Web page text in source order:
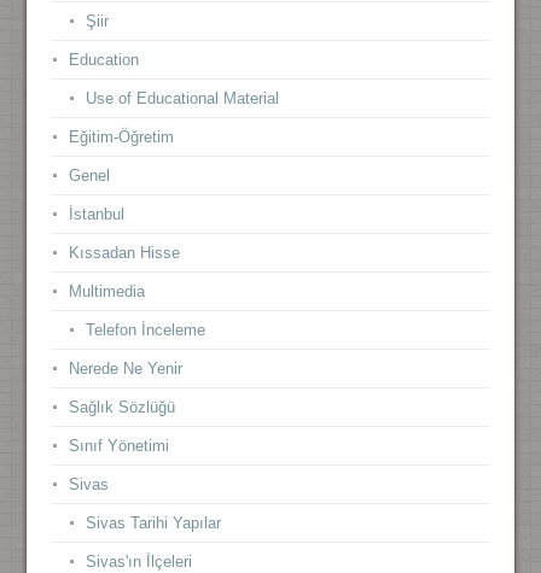
Şiir
Education
Use of Educational Material
Eğitim-Öğretim
Genel
İstanbul
Kıssadan Hisse
Multimedia
Telefon İnceleme
Nerede Ne Yenir
Sağlık Sözlüğü
Sınıf Yönetimi
Sivas
Sivas Tarihi Yapılar
Sivas'ın İlçeleri